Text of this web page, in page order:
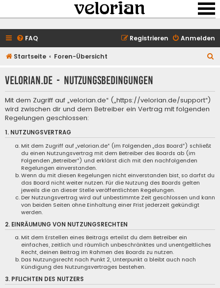
FAQ Anmelden
Registrieren
Startseite Foren-Übersicht
h
velorian.de - Nutzungsbedingungen
Mit dem Zugriff auf „velorian.de“ („https://velorian.de/support“)
wird zwischen dir und dem Betreiber ein Vertrag mit folgenden
Regelungen geschlossen:
1. NUTZUNGSVERTRAG
Mit dem Zugriff auf „velorian.de“ (im Folgenden „das Board“) schließt
du einen Nutzungsvertrag mit dem Betreiber des Boards ab (im
Folgenden „Betreiber“) und erklärst dich mit den nachfolgenden
Regelungen einverstanden.
Wenn du mit diesen Regelungen nicht einverstanden bist, so darfst du
das Board nicht weiter nutzen. Für die Nutzung des Boards gelten
jeweils die an dieser Stelle veröffentlichten Regelungen.
Der Nutzungsvertrag wird auf unbestimmte Zeit geschlossen und kann
von beiden Seiten ohne Einhaltung einer Frist jederzeit gekündigt
werden.
2. EINRÄUMUNG VON NUTZUNGSRECHTEN
Mit dem Erstellen eines Beitrags erteilst du dem Betreiber ein
einfaches, zeitlich und räumlich unbeschränktes und unentgeltliches
Recht, deinen Beitrag im Rahmen des Boards zu nutzen.
Das Nutzungsrecht nach Punkt 2, Unterpunkt a bleibt auch nach
Kündigung des Nutzungsvertrages bestehen.
3. PFLICHTEN DES NUTZERS